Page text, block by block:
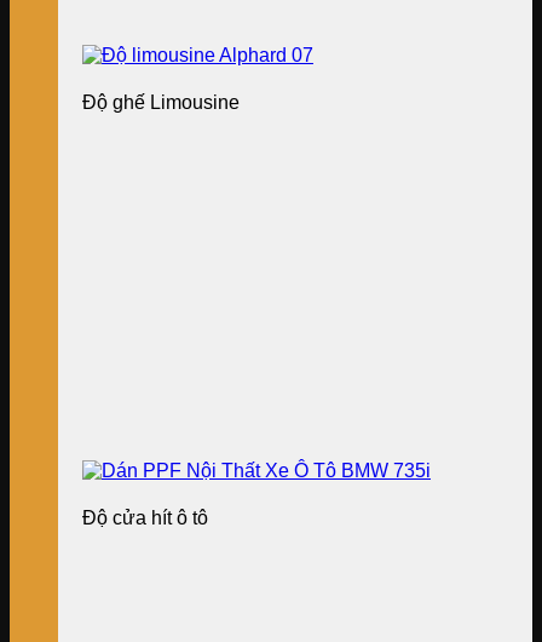
Độ ghế Limousine
Độ cửa hít ô tô